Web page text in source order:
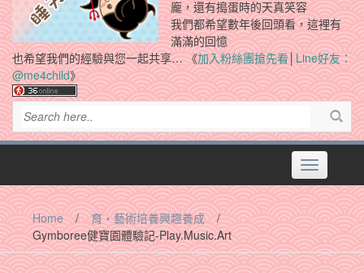
龐，還有搗蛋時的天真笑容
我們都希望數年後回頭看，這裡有
滿滿的回憶
也希望我們的經驗與您一起共享… 《加入粉絲團搶先看│Line好友：
@me4child》
Toggle
navigation
Home / 育‧藝術培養興趣養成
/
Gymboree健寶園體驗記-Play.Music.Art